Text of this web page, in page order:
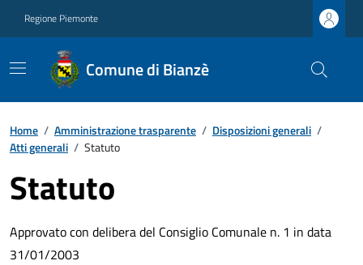
Regione Piemonte
Comune di Bianzè
Home / Amministrazione trasparente / Disposizioni generali /
Atti generali / Statuto
Statuto
Approvato con delibera del Consiglio Comunale n. 1 in data
31/01/2003